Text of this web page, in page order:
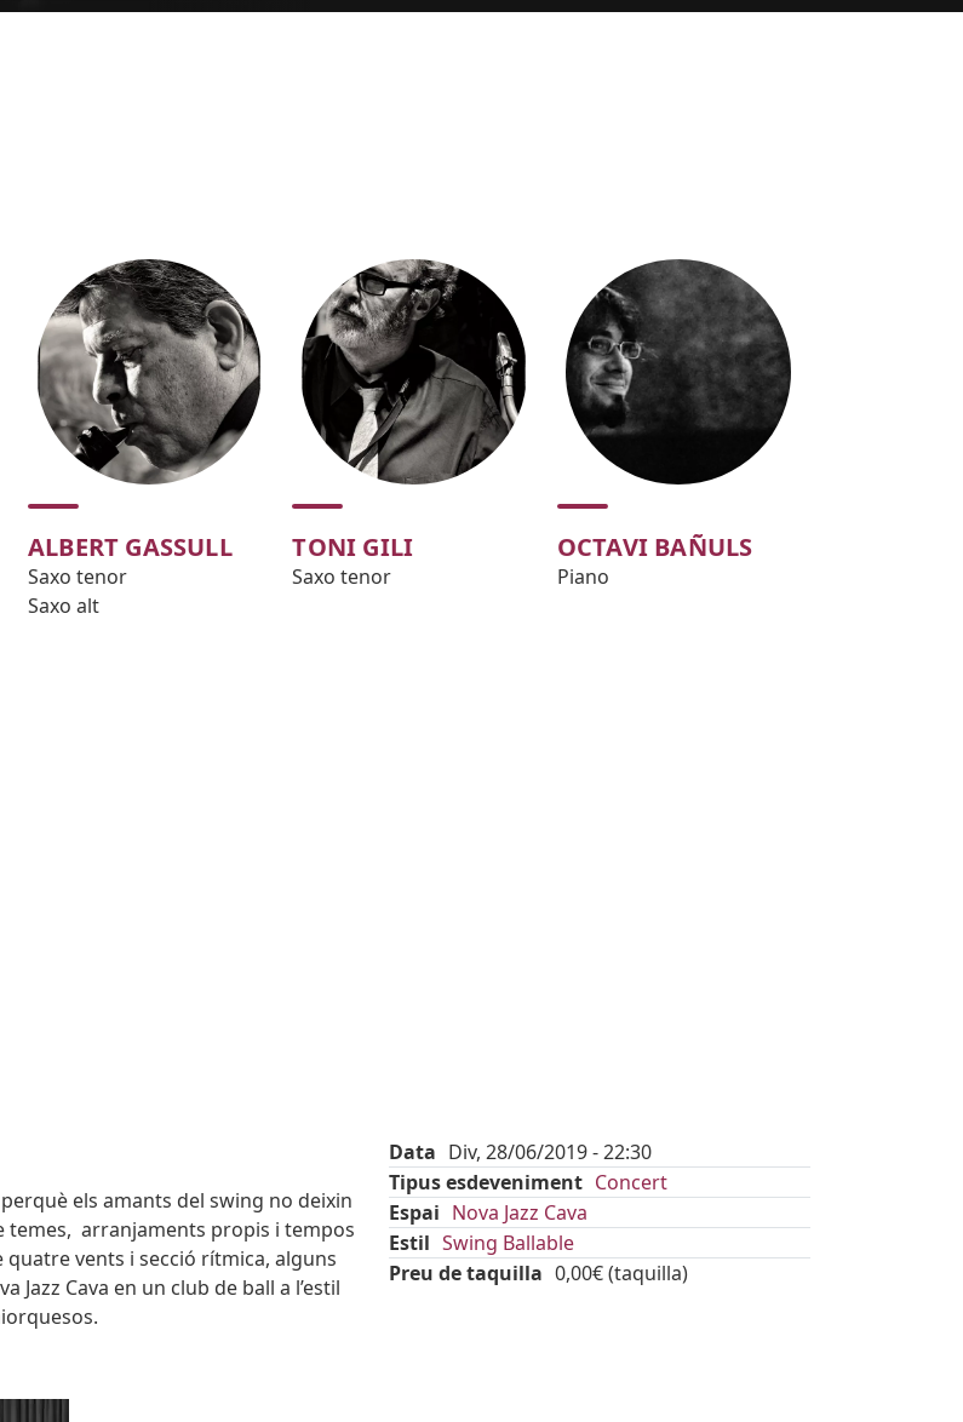
ALBERT GASSULL
Saxo tenor
Saxo alt
TONI GILI
Saxo tenor
OCTAVI BAÑULS
Piano
els amants del swing no deixin
temes, arranjaments propis i tempos
vents i secció rítmica, alguns
Cava en un club de ball a l’estil
Data Div, 28/06/2019 - 22:30
Tipus esdeveniment Concert
Espai Nova Jazz Cava
Estil Swing Ballable
Preu de taquilla 0,00€ (taquilla)